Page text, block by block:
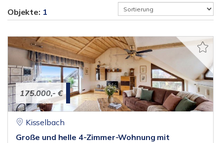
Objekte: 1
175.000,- €
Kisselbach
Große und helle 4-Zimmer-Wohnung mit